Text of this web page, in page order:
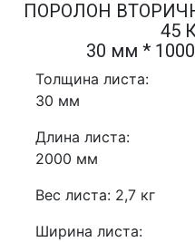
ПОРОЛОН
45
30 мм *
Толщина листа:
30 мм
Длина листа:
2000 мм
Вес листа: 2,7 кг
Ширина листа: